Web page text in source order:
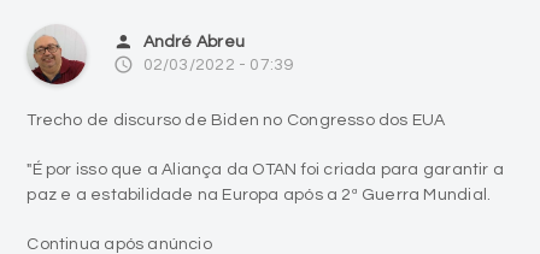
person André Abreu
access_time 02/03/2022 - 07:39
Trecho de discurso de Biden no Congresso dos EUA
"É por isso que a Aliança da OTAN foi criada para garantir a
paz e a estabilidade na Europa após a 2ª Guerra Mundial.
Continua após anúncio